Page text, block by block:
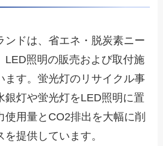
ンドは、省エネ・脱炭素ニー
LED照明の販売および取付施
ます。蛍光灯のリサイクル事
銀灯や蛍光灯をLED照明に置
使用量とCO2排出を大幅に削
提供しています。